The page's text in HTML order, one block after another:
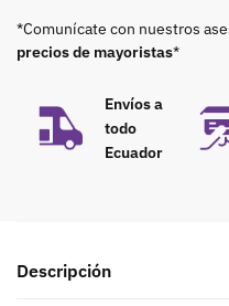
*Comunícate con nuestros
precios de mayoristas*
Envíos a
todo
Ecuador
Descripción